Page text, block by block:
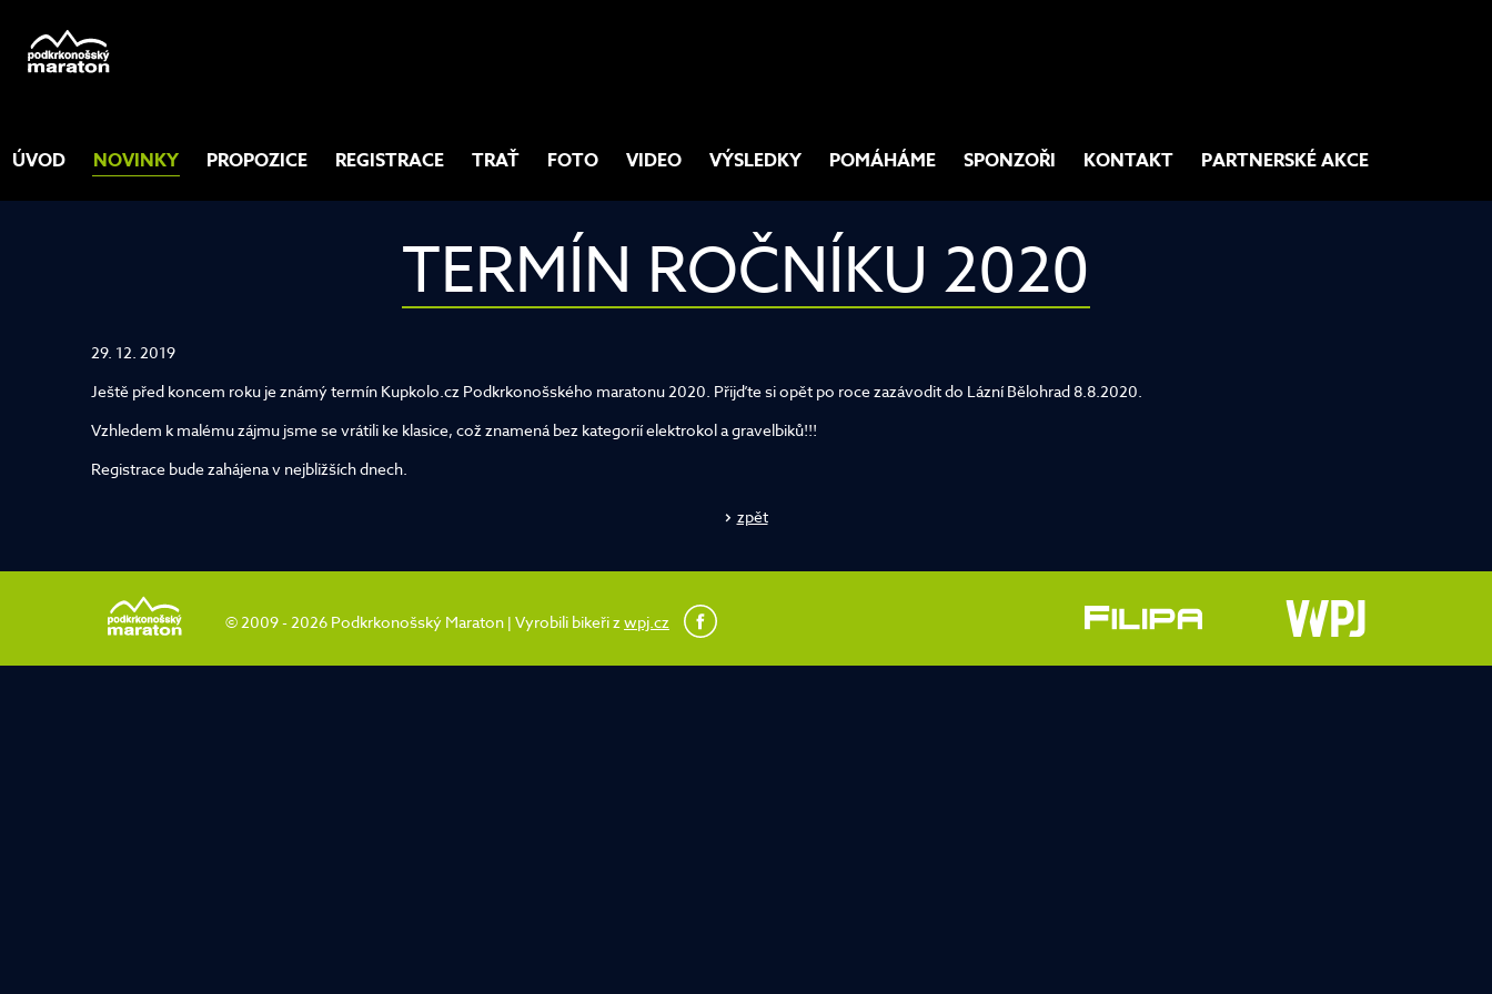
ÚVOD NOVINKY PROPOZICE REGISTRACE TRAŤ FOTO VIDEO VÝSLEDKY POMÁHÁME SPONZOŘI KONTAKT PARTNERSKÉ AKCE
TERMÍN ROČNÍKU 2020
29. 12. 2019
Ještě před koncem roku je známý termín Kupkolo.cz Podkrkonošského maratonu 2020. Přijďte si opět po roce zazávodit do Lázní Bělohrad 8.8.2020.
Vzhledem k malému zájmu jsme se vrátili ke klasice, což znamená bez kategorií elektrokol a gravelbiků!!!
Registrace bude zahájena v nejbližších dnech.
zpět
© 2009 - 2026 Podkrkonošský Maraton | Vyrobili bikeři zwpj.cz